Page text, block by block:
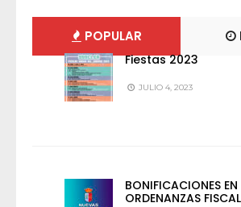
POPULAR
Fiestas 2023
JULIO 4, 2023
BONIFICACIONES EN
ORDENANZAS